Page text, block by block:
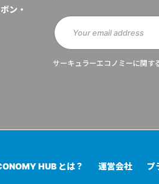
ン・
サーキュラーエコノミーに関す
HUB とは？ 運営会社 プ